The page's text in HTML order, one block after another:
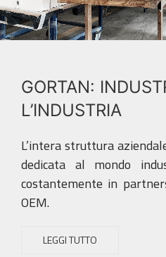
GORTAN:
L’INDUSTRIA
L’intera struttura
dedicata al mondo
costantemente in
OEM.
LEGGI TUTTO